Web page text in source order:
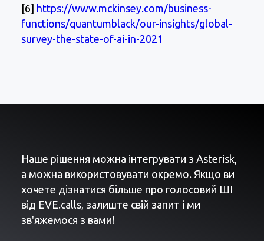
[6] https://www.mckinsey.com/business-
functions/quantumblack/our-insights/global-
survey-the-state-of-ai-in-2021
Наше рішення можна інтегрувати з Asterisk,
а можна використовувати окремо. Якщо ви
хочете дізнатися більше про голосовий ШІ
від EVE.calls, залиште свій запит і ми
зв'яжемося з вами!